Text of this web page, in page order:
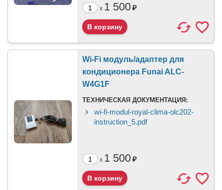
x 1 500₽
Wi-Fi модуль/адаптер для
кондиционера Funai ALC-
W4G1F
ТЕХНИЧЕСКАЯ ДОКУМЕНТАЦИЯ:
wi-fi-modul-royal-clima-olc202-
instruction_5.pdf
x 1 500₽